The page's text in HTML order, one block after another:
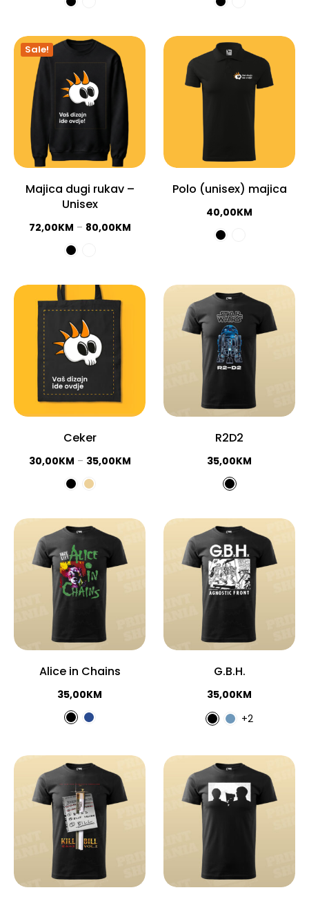
Sale!
Majica dugi rukav –
Unisex
72,00KM – 80,00KM
Polo (unisex) majica
40,00KM
Ceker
30,00KM – 35,00KM
R2D2
35,00KM
Alice in Chains
35,00KM
G.B.H.
35,00KM
+2